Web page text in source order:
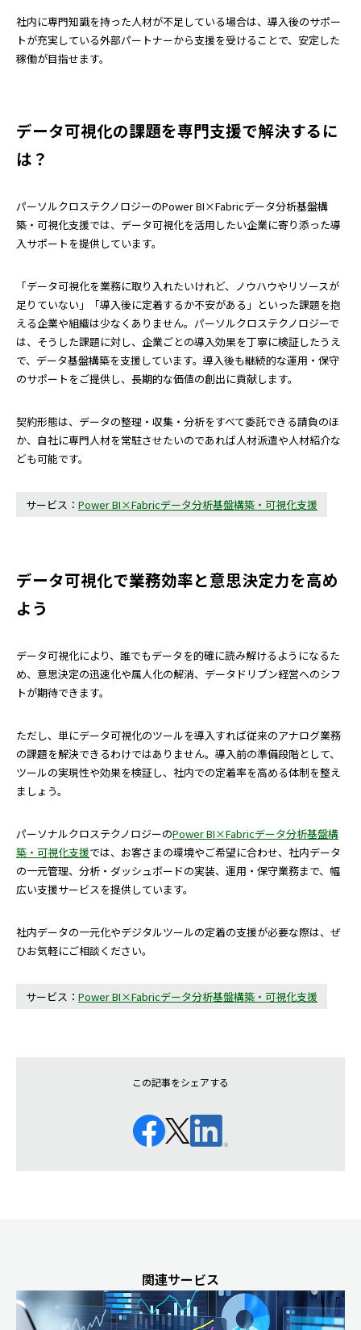
社内に専門知識を持った人材が不足している場合は、導入後のサポー
トが充実している外部パートナーから支援を受けることで、安定した
稼働が目指せます。
データ可視化の課題を専門支援で解決するに
は？
パーソルクロステクノロジーのPower BI×Fabricデータ分析基盤構
築・可視化支援では、データ可視化を活用したい企業に寄り添った導
入サポートを提供しています。
「データ可視化を業務に取り入れたいけれど、ノウハウやリソースが
足りていない」「導入後に定着するか不安がある」といった課題を抱
える企業や組織は少なくありません。パーソルクロステクノロジーで
は、そうした課題に対し、企業ごとの導入効果を丁寧に検証したうえ
で、データ基盤構築を支援しています。導入後も継続的な運用・保守
のサポートをご提供し、長期的な価値の創出に貢献します。
契約形態は、データの整理・収集・分析をすべて委託できる請負のほ
か、自社に専門人材を常駐させたいのであれば人材派遣や人材紹介な
ども可能です。
サービス： Power BI×Fabricデータ分析基盤構築・可視化支援
データ可視化で業務効率と意思決定力を高め
よう
データ可視化により、誰でもデータを的確に読み解けるようになるた
め、意思決定の迅速化や属人化の解消、データドリブン経営へのシフ
トが期待できます。
ただし、単にデータ可視化のツールを導入すれば従来のアナログ業務
の課題を解決できるわけではありません。導入前の準備段階として、
ツールの実現性や効果を検証し、社内での定着率を高める体制を整え
ましょう。
パーソナルクロステクノロジーのPower BI×Fabricデータ分析基盤構
築・可視化支援では、お客さまの環境やご希望に合わせ、社内データ
の一元管理、分析・ダッシュボードの実装、運用・保守業務まで、幅
広い支援サービスを提供しています。
社内データの一元化やデジタルツールの定着の支援が必要な際は、ぜ
ひお気軽にご相談ください。
サービス： Power BI×Fabricデータ分析基盤構築・可視化支援
この記事をシェアする
関連サービス